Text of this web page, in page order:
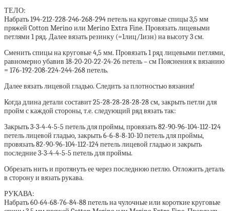
ТЕЛО:
Набрать 194-212-228-246-268-294 петель на круговые спицы 3,5 мм
пряжей Cotton Merino или Merino Extra Fine. Провязать лицевыми
петлями 1 ряд. Далее вязать резинку (=1лиц/1изн) на высоту 3 см.
Сменить спицы на круговые 4,5 мм. Провязать 1 ряд лицевыми петлями,
равномерно убавив 18-20-20-22-24-26 петель – см Пояснения к вязанию
= 176-192-208-224-244-268 петель.
Далее вязать лицевой гладью. Следить за плотностью вязания!
Когда длина детали составит 25-28-28-28-28-28 см, закрыть петли для
пройм с каждой стороны, т.е. следующий ряд вязать так:
Закрыть 3-3-4-4-5-5 петель для проймы, провязать 82-90-96-104-112-124
петель лицевой гладью, закрыть 6-6-8-8-10-10 петель для проймы,
провязать 82-90-96-104-112-124 петель лицевой гладью и закрыть
последние 3-3-4-4-5-5 петель для проймы.
Обрезать нить и протянуть ее через последнюю петлю. Отложить деталь
в сторону и вязать рукава.
РУКАВА:
Набрать 60-64-68-76-84-88 петель на чулочные или короткие круговые